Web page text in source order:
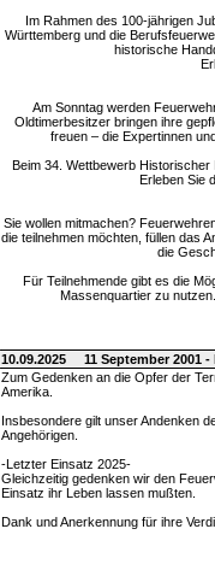
Im Rahmen des 100-jährigen
Württemberg und die
historische
Am Sonntag werden
Oldtimerbesitzer bringen ihre
freuen – die Expertinnen
Beim 34. Wettbewerb
Erleben Sie
Sie wollen mitmachen?
die teilnehmen möchten, füllen das
die
Für Teilnehmende gibt es die
Massenquartier zu
10.09.2025
11 September 2001
Zum Gedenken an die Opfer der
Amerika.
Insbesondere gilt unser Andenken
Angehörigen.
-Letzter Einsatz 2025-
Gleichzeitig gedenken wir den
Einsatz ihr Leben lassen mußten.
Dank und Anerkennung für ihre